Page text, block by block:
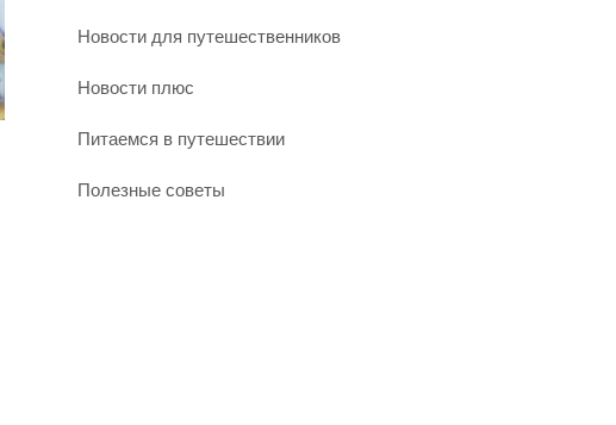
Новости для путешественников
Новости плюс
Питаемся в путешествии
Полезные советы